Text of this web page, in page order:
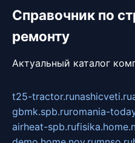
Справочник по
ремонту
Актуальный каталог
t25-tractor.runashicveti.ru
gbmk.spb.ruromania-
airheat-spb.ru